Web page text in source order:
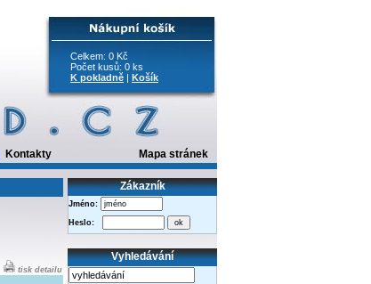
Celkem: 0 Kč
Počet kusů: 0 ks
K pokladně | Košík
Kontakty Mapa stránek
tisk detailu
Zákazník
Jméno:
Heslo:
Vyhledávání